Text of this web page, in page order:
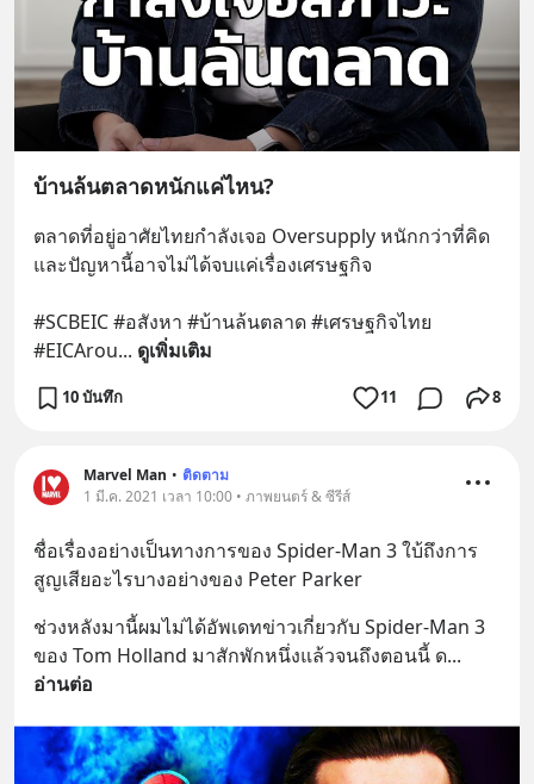
บ้านล้นตลาดหนักแค่ไหน?
ตลาดที่อยู่อาศัยไทยกำลังเจอ Oversupply หนักกว่าที่คิด
และปัญหานี้อาจไม่ได้จบแค่เรื่องเศรษฐกิจ
#SCBEIC #อสังหา #บ้านล้นตลาด #เศรษฐกิจไทย
#EICArou... ดูเพิ่มเติม
10 บันทึก 11 8
Marvel Man • ติดตาม
1 มี.ค. 2021 เวลา 10:00 • ภาพยนตร์ & ซีรีส์
ชื่อเรื่องอย่างเป็นทางการของ Spider-Man 3 ใบ้ถึงการ
สูญเสียอะไรบางอย่างของ Peter Parker
ช่วงหลังมานี้ผมไม่ได้อัพเดทข่าวเกี่ยวกับ Spider-Man 3
ของ Tom Holland มาสักพักหนึ่งแล้วจนถึงตอนนี้ ด
อ่านต่อ